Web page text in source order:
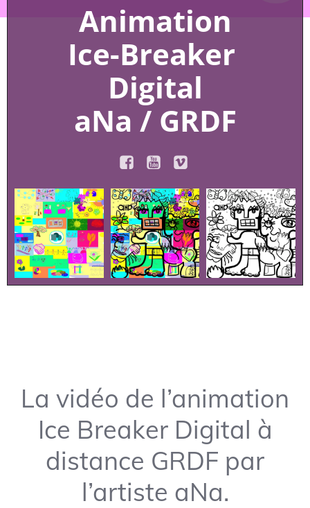
Animation
Ice-Breaker
Digital
aNa / GRDF
La vidéo de l’animation
Ice Breaker Digital à
distance GRDF par
l’artiste aNa.